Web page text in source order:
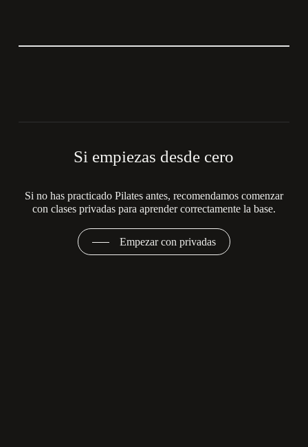
Si empiezas desde cero
Si no has practicado Pilates antes, recomendamos comenzar
con clases privadas para aprender correctamente la base.
Empezar con privadas